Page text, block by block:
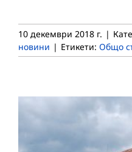
10 декември 2018 г. |
новини | Етикети: Общо